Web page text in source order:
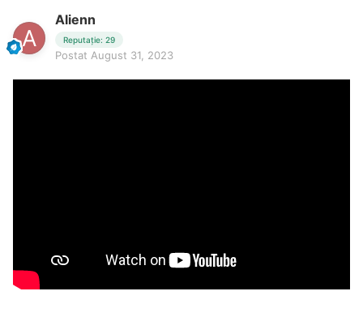
Alienn
Reputație: 29
Postat August 31, 2023